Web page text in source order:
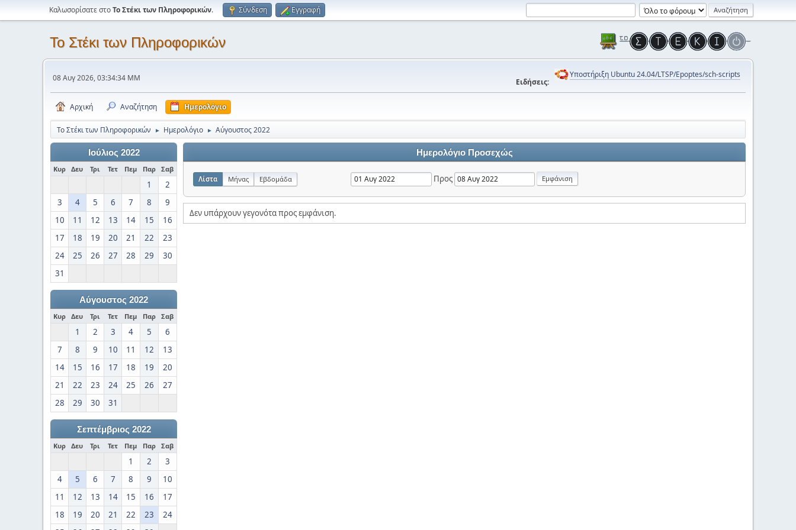
Καλωσορίσατε στοΤο Στέκι των Πληροφορικών. Σύνδεση Εγγραφή
Το Στέκι των Πληροφορικών
08 Αυγ 2026, 03:34:34 ΜΜ Ειδήσεις:
Υποστήριξη Ubuntu 24.04/LTSP/Epoptes/sch-scripts
Αρχική Αναζήτηση Ημερολόγιο
Το Στέκι των Πληροφορικών ► Ημερολόγιο ► Αύγουστος 2022
Ιούλιος 2022
Κυρ Δευ Τρι Τετ Πεμ Παρ Σαβ
1
2
3
4 5 6 7 8
9
10
11 12 13 14 15
16
17
18 19 20 21 22
23
24
25 26 27 28 29
30
31
Αύγουστος 2022
Κυρ Δευ Τρι Τετ Πεμ Παρ Σαβ
1 2 3 4 5
6
7
8 9 10 11 12
13
14
15 16 17 18 19
20
21
22 23 24 25 26
27
28
29 30 31
Σεπτέμβριος 2022
Κυρ Δευ Τρι Τετ Πεμ Παρ Σαβ
1 2
3
4
5 6 7 8 9
10
11
12 13 14 15 16
17
18
19 20 21 22 23
24
Ημερολόγιο Προσεχώς
Λίστα Μήνας Εβδομάδα Προς
Δεν υπάρχουν γεγονότα προς εμφάνιση.